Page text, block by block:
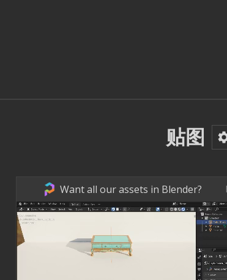
贴图
Want all our assets in Blender?